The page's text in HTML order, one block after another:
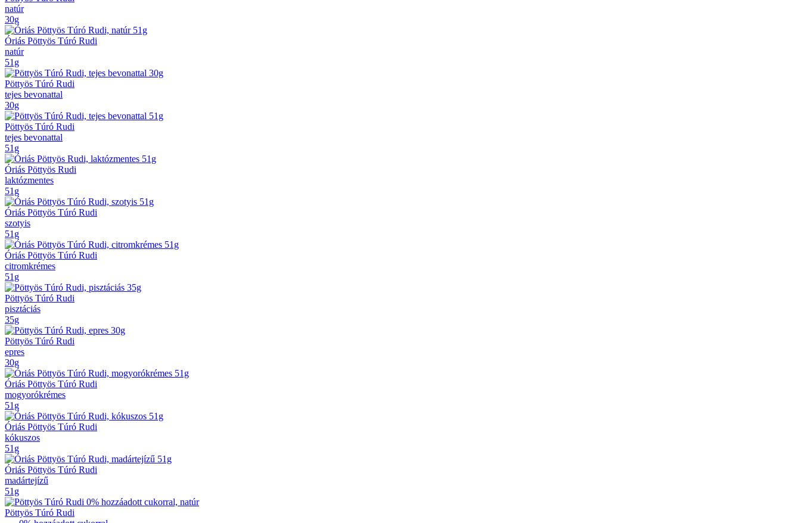
natúr
30g
Óriás Pöttyös Túró Rudi
natúr
51g
Pöttyös Túró Rudi
tejes bevonattal
30g
Pöttyös Túró Rudi
tejes bevonattal
51g
Óriás Pöttyös Rudi
laktózmentes
51g
Óriás Pöttyös Túró Rudi
szotyis
51g
Óriás Pöttyös Túró Rudi
citromkrémes
51g
Pöttyös Túró Rudi
pisztáciás
35g
Pöttyös Túró Rudi
epres
30g
Óriás Pöttyös Túró Rudi
mogyorókrémes
51g
Óriás Pöttyös Túró Rudi
kókuszos
51g
Óriás Pöttyös Túró Rudi
madártejízű
51g
Pöttyös Túró Rudi